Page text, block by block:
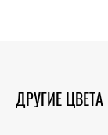
ДРУГИЕ